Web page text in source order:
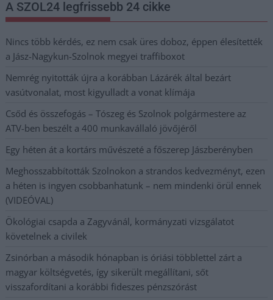
A SZOL24 legfrissebb 24 cikke
Nincs több kérdés, ez nem csak üres doboz, éppen élesítették
a Jász-Nagykun-Szolnok megyei traffiboxot
Nemrég nyitották újra a korábban Lázárék által bezárt
vasútvonalat, most kigyulladt a vonat klímája
Csőd és összefogás – Tószeg és Szolnok polgármestere az
ATV-ben beszélt a 400 munkavállaló jövőjéről
Egy héten át a kortárs művészeté a főszerep Jászberényben
Meghosszabbították Szolnokon a strandos kedvezményt, ezen
a héten is ingyen csobbanhatunk – nem mindenki örül ennek
(VIDEÓVAL)
Ökológiai csapda a Zagyvánál, kormányzati vizsgálatot
követelnek a civilek
Zsinórban a második hónapban is óriási többlettel zárt a
magyar költségvetés, így sikerült megállítani, sőt
visszafordítani a korábbi fideszes pénzszórást